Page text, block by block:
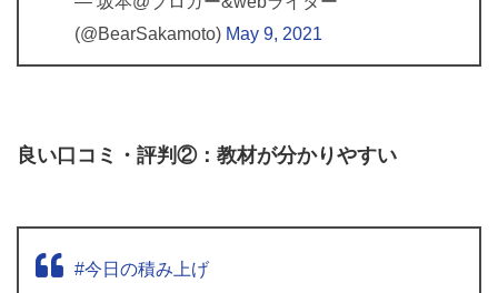
(@BearSakamoto) May 9, 2021
良い口コミ・評判②：教材が分かりやすい
#今日の積み上げ